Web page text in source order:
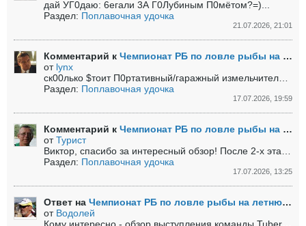
дай УГ0даю: 6егали 3А Г0Лубиным П0мётом?=)...
Раздел: Поплавочная удочка
21.07.2026, 21:01
Комментарий к Чемпионат РБ по ловле рыбы на летнюю поплавочную удочку 2026 года
от lynx
Раздел: Поплавочная удочка
17.07.2026, 19:59
Комментарий к Чемпионат РБ по ловле рыбы на летнюю поплавочную удочку 2026 года
отТурист
Виктор, спасибо за интересный обзор! После 2-х этапов интрига почти исчерпана в...
Раздел: Поплавочная удочка
17.07.2026, 13:25
Ответ на Чемпионат РБ по ловле рыбы на летнюю поплавочную удочку 2026 года
от Водолей